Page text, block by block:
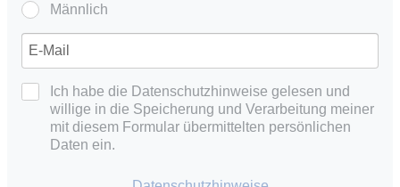
Männlich
Ich habe die Datenschutzhinweise gelesen und
willige in die Speicherung und Verarbeitung meiner
mit diesem Formular übermittelten persönlichen
Daten ein.